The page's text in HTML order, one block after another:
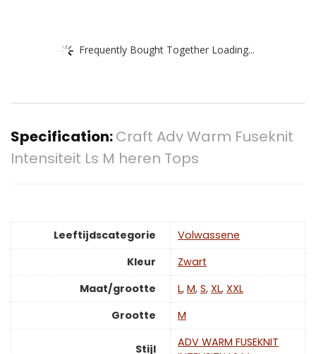
Frequently Bought Together Loading...
Specification:Craft Adv Warm Fuseknit
Intensiteit Ls M heren Tops
Leeftijdscategorie
‎Volwassene
Kleur
‎Zwart
Maat/grootte
L, M, S, XL, XXL
Grootte
‎M
Stijl
‎ADV WARM FUSEKNIT